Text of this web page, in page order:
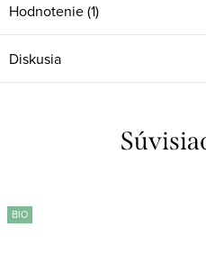
Hodnotenie (1)
Diskusia
BIO